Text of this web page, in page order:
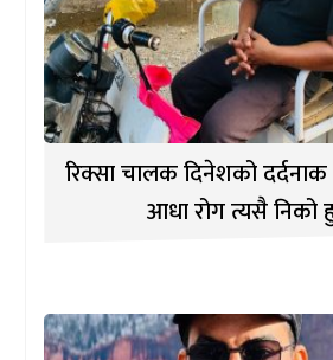
रिक्सा चालक दिनेशको
आधा रोग त्यसै निको